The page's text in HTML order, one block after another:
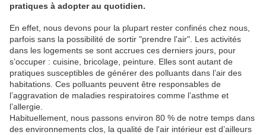
pratiques à adopter au quotidien.
En effet, nous devons pour la plupart rester confinés chez nous,
parfois sans la possibilité de sortir "prendre l'air". Les activités
dans les logements se sont accrues ces derniers jours, pour
s’occuper : cuisine, bricolage, peinture. Elles sont autant de
pratiques susceptibles de générer des polluants dans l’air des
habitations. Ces polluants peuvent être responsables de
l’aggravation de maladies respiratoires comme l’asthme et
l’allergie.
Habituellement, nous passons environ 80 % de notre temps dans
des environnements clos, la qualité de l'air intérieur est d’ailleurs